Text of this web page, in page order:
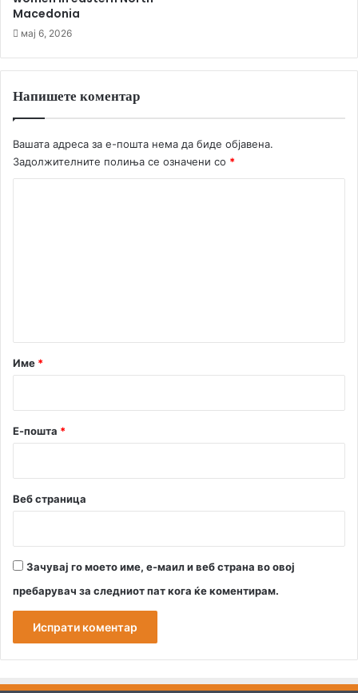
Macedonia
мај 6, 2026
Напишете коментар
Вашата адреса за е-пошта нема да биде објавена.
Задолжителните полиња се означени со *
р
Име *
Е-пошта *
Веб страница
Зачувај го моето име, е-маил и веб страна во овој
пребарувач за следниот пат кога ќе коментирам.